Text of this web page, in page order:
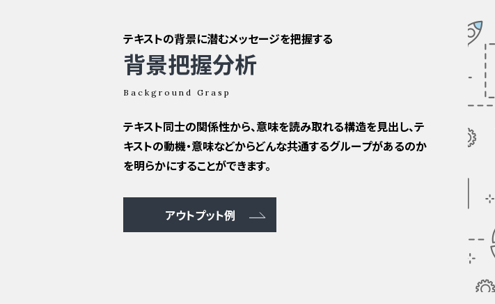
テキストの背景に潜むメッセージを把握する
背景把握分析
Background Grasp
テキスト同士の関係性から、意味を読み取れる構造を見出し、テ
キストの動機・意味などからどんな共通するグループがあるのか
を明らかにすることができます。
アウトプット例